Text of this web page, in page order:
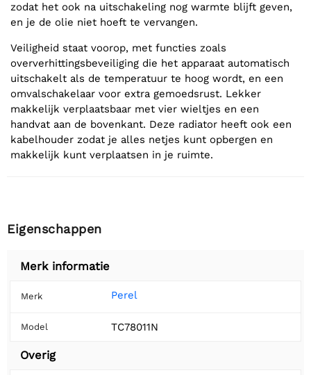
zodat het ook na uitschakeling nog warmte blijft geven,
en je de olie niet hoeft te vervangen.
Veiligheid staat voorop, met functies zoals
oververhittingsbeveiliging die het apparaat automatisch
uitschakelt als de temperatuur te hoog wordt, en een
omvalschakelaar voor extra gemoedsrust. Lekker
makkelijk verplaatsbaar met vier wieltjes en een
handvat aan de bovenkant. Deze radiator heeft ook een
kabelhouder zodat je alles netjes kunt opbergen en
makkelijk kunt verplaatsen in je ruimte.
Eigenschappen
Merk informatie
Merk Perel
Model TC78011N
Overig